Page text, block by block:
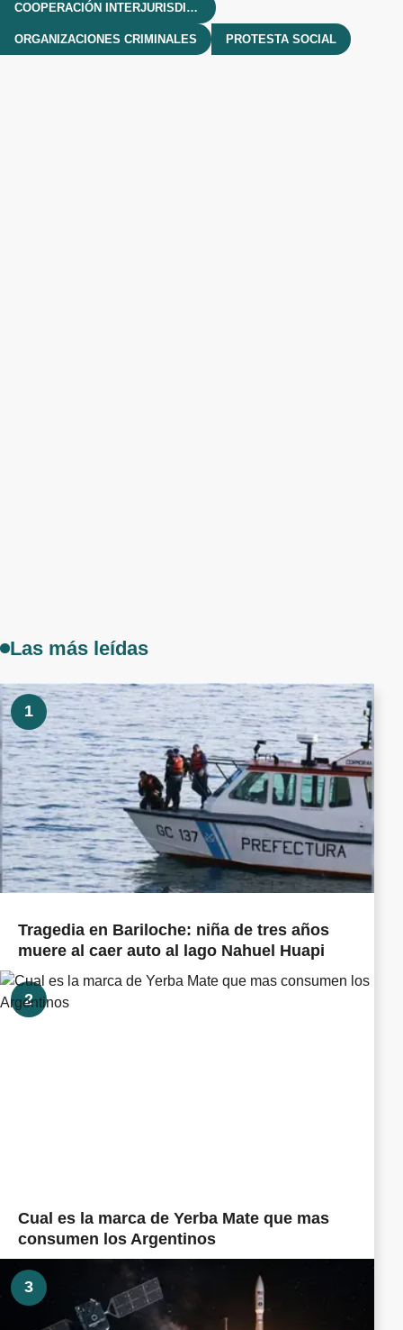
COOPERACIÓN INTERJURISDICCIONAL
ORGANIZACIONES CRIMINALES PROTESTA SOCIAL
Las más leídas
1
Tragedia en Bariloche: niña de tres años
muere al caer auto al lago Nahuel Huapi
2
Cual es la marca de Yerba Mate que mas
consumen los Argentinos
3